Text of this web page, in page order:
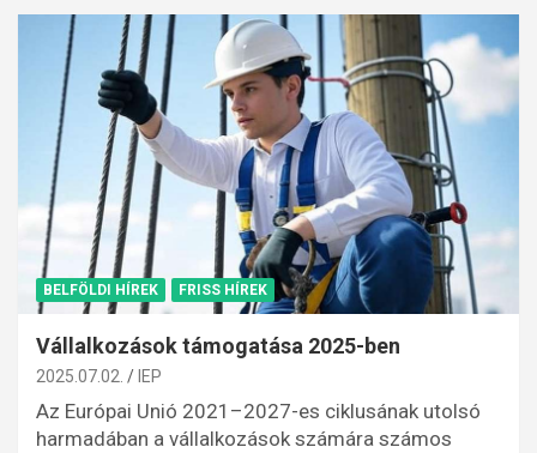
BELFÖLDI HÍREK FRISS HÍREK
Vállalkozások támogatása 2025-ben
2025.07.02. IEP
Az Európai Unió 2021–2027-es ciklusának utolsó
harmadában a vállalkozások számára számos